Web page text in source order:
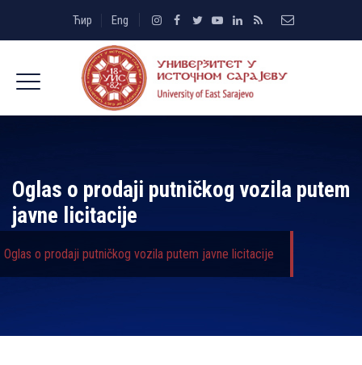
Ћир Eng
Oglas o prodaji putničkog vozila putem
javne licitacije
Oglas o prodaji putničkog vozila putem javne licitacije